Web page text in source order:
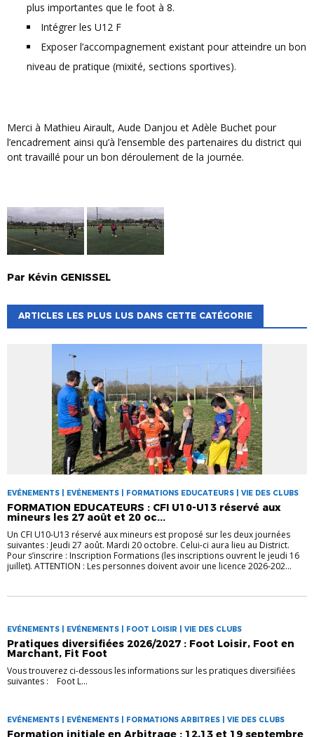
plus importantes que le foot à 8.
Intégrer les U12 F
Exposer l’accompagnement existant pour atteindre un bon
niveau de pratique (mixité, sections sportives).
Merci à Mathieu Airault, Aude Danjou et Adèle Buchet pour
l’encadrement ainsi qu’à l’ensemble des partenaires du district qui
ont travaillé pour un bon déroulement de la journée.
Par Kévin GENISSEL
ARTICLES LES PLUS LUS DANS CETTE CATÉGORIE
EVÉNEMENTS | EVÉNEMENTS | FORMATIONS EDUCATEURS | VIE DES CLUBS
FORMATION EDUCATEURS : CFI U10-U13 réservé aux
mineurs les 27 août et 20 oc...
Un CFI U10-U13 réservé aux mineurs est proposé sur les deux journées
suivantes : Jeudi 27 août. Mardi 20 octobre. Celui-ci aura lieu au District.
Pour s’inscrire : Inscription Formations (les inscriptions ouvrent le jeudi 16
juillet). ATTENTION : Les personnes doivent avoir une licence 2026-202...
EVÉNEMENTS | EVÉNEMENTS | FOOT LOISIR | VIE DES CLUBS
Pratiques diversifiées 2026/2027 : Foot Loisir, Foot en
Marchant, Fit Foot
Vous trouverez ci-dessous les informations sur les pratiques diversifiées
suivantes : Foot L...
EVÉNEMENTS | EVÉNEMENTS | FORMATIONS ARBITRES | VIE DES CLUBS
Formation initiale en Arbitrage : 12,13 et 19 septembre